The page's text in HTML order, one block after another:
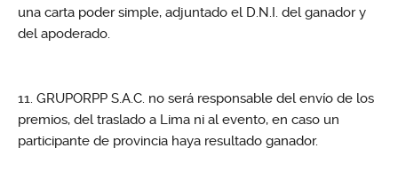
una carta poder simple, adjuntado el D.N.I. del ganador y
del apoderado.
GRUPORPP S.A.C. no será responsable del envío de los
premios, del traslado a Lima ni al evento, en caso un
participante de provincia haya resultado ganador.